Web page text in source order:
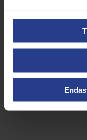
Därför
ska ha de
mår alla bättre!